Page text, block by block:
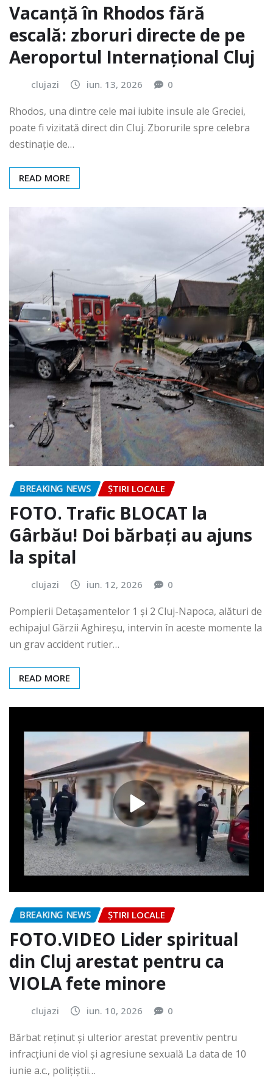
Vacanță în Rhodos fără
escală: zboruri directe de pe
Aeroportul Internațional Cluj
clujazi iun. 13, 2026 0
Rhodos, una dintre cele mai iubite insule ale Greciei,
poate fi vizitată direct din Cluj. Zborurile spre celebra
destinație de…
READ MORE
BREAKING NEWS ȘTIRI LOCALE
FOTO. Trafic BLOCAT la
Gârbău! Doi bărbați au ajuns
la spital
clujazi iun. 12, 2026 0
Pompierii Detașamentelor 1 și 2 Cluj-Napoca, alături de
echipajul Gărzii Aghireșu, intervin în aceste momente la
un grav accident rutier…
READ MORE
BREAKING NEWS ȘTIRI LOCALE
FOTO.VIDEO Lider spiritual
din Cluj arestat pentru ca
VIOLA fete minore
clujazi iun. 10, 2026 0
Bărbat reținut și ulterior arestat preventiv pentru
infracțiuni de viol și agresiune sexuală La data de 10
iunie a.c., polițiștii…